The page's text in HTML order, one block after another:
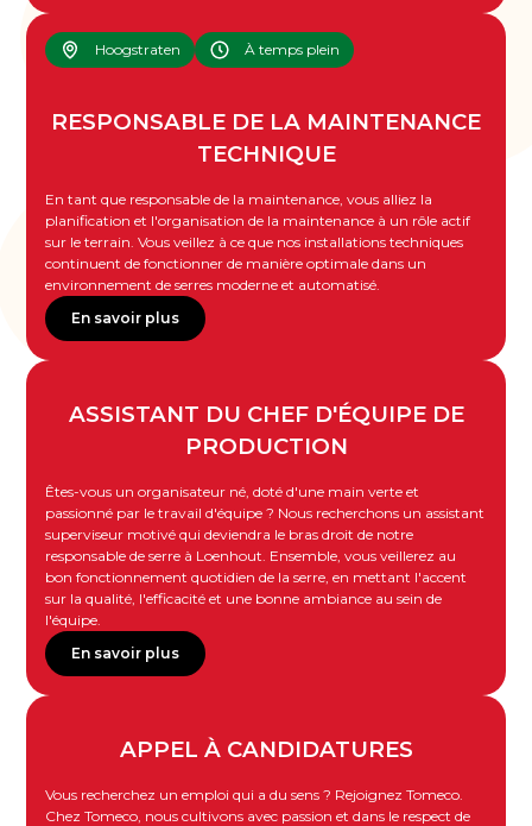
Hoogstraten À temps plein
RESPONSABLE DE LA MAINTENANCE
TECHNIQUE
En tant que responsable de la maintenance, vous alliez la
planification et l'organisation de la maintenance à un rôle actif
sur le terrain. Vous veillez à ce que nos installations techniques
continuent de fonctionner de manière optimale dans un
environnement de serres moderne et automatisé.
En savoir plus
ASSISTANT DU CHEF D'ÉQUIPE DE
PRODUCTION
Êtes-vous un organisateur né, doté d'une main verte et
passionné par le travail d'équipe ? Nous recherchons un assistant
superviseur motivé qui deviendra le bras droit de notre
responsable de serre à Loenhout. Ensemble, vous veillerez au
bon fonctionnement quotidien de la serre, en mettant l'accent
sur la qualité, l'efficacité et une bonne ambiance au sein de
l'équipe.
En savoir plus
APPEL À CANDIDATURES
Vous recherchez un emploi qui a du sens ? Rejoignez Tomeco.
Chez Tomeco, nous cultivons avec passion et dans le respect de